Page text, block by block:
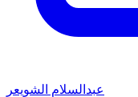
عبدالسلام الشويعر